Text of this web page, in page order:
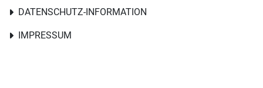
DATENSCHUTZ-INFORMATION
IMPRESSUM